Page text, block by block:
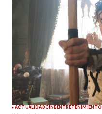
ACTUALIDADCINEENTRETENIMIENTO